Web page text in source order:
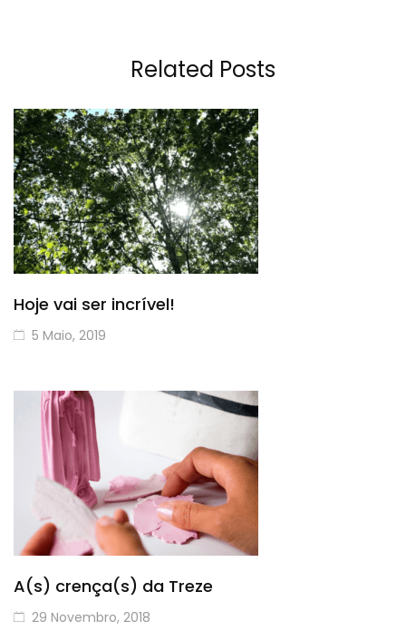
Related Posts
Hoje vai ser incrível!
5 Maio, 2019
A(s) crença(s) da Treze
29 Novembro, 2018